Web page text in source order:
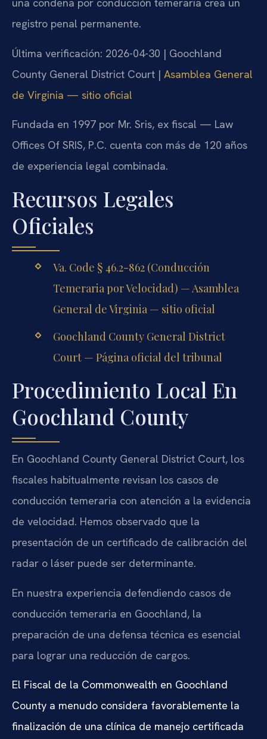
una condena por conducción temeraria crea un
registro penal permanente.
Última verificación: 2026-04-30 | Goochland
County General District Court | Asamblea General
de Virginia — sitio oficial
Fundada en 1997 por Mr. Sris, ex fiscal — Law
Offices Of SRIS, P.C. cuenta con más de 120 años
de experiencia legal combinada.
Recursos Legales
Oficiales
Va. Code § 46.2-862 (Conducción
Temeraria por Velocidad) — Asamblea
General de Virginia — sitio oficial
Goochland County General District
Court — Página oficial del tribunal
Procedimiento Local En
Goochland County
En Goochland County General District Court, los
fiscales habitualmente revisan los casos de
conducción temeraria con atención a la evidencia
de velocidad. Hemos observado que la
presentación de un certificado de calibración del
radar o láser puede ser determinante.
En nuestra experiencia defendiendo casos de
conducción temeraria en Goochland, la
preparación de una defensa técnica es esencial
para lograr una reducción de cargos.
El Fiscal de la Commonwealth en Goochland
County a menudo considera favorablemente la
finalización de una clínica de manejo certificada